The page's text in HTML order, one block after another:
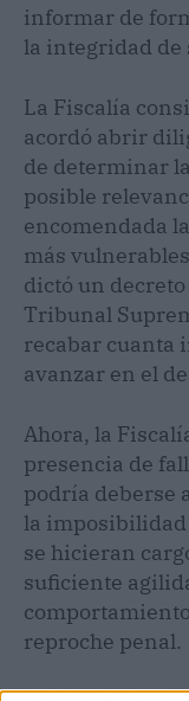
informar de
la integridad de
La Fiscalía
acordó abrir
de determinar
posible
encomendada
más
dictó un
Tribunal
recabar cuanta
avanzar en el
Ahora, la
presencia de
podría deberse
la
se hicieran
suficiente
reproche penal.